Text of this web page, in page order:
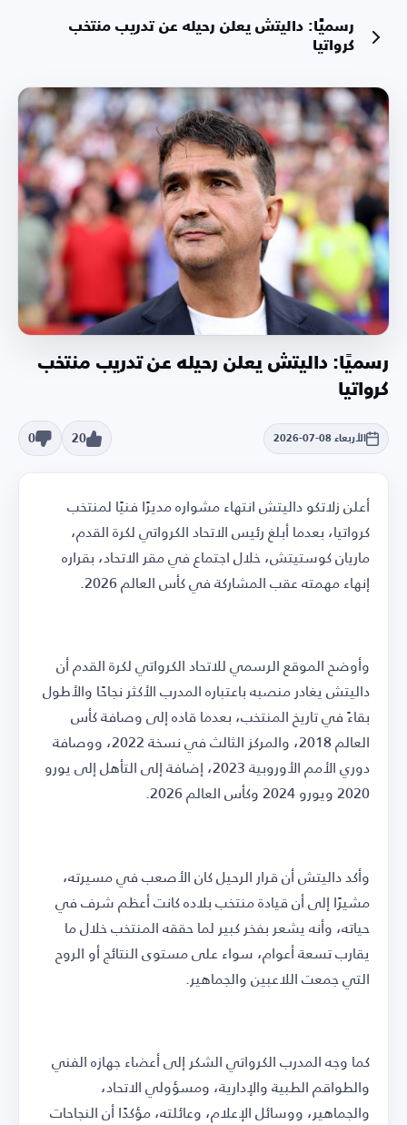
رسميًا: داليتش يعلن رحيله عن تدريب منتخب
كرواتيا
رسميًا: داليتش يعلن رحيله عن تدريب منتخب
كرواتيا
الأربعاء 08-07-2026 20
0
أعلن زلاتكو داليتش انتهاء مشواره مديرًا فنيًا لمنتخب
كرواتيا، بعدما أبلغ رئيس الاتحاد الكرواتي لكرة القدم،
ماريان كوستيتش، خلال اجتماع في مقر الاتحاد، بقراره
إنهاء مهمته عقب المشاركة في كأس العالم 2026.
وأوضح الموقع الرسمي للاتحاد الكرواتي لكرة القدم أن
داليتش يغادر منصبه باعتباره المدرب الأكثر نجاحًا والأطول
بقاءً في تاريخ المنتخب، بعدما قاده إلى وصافة كأس
العالم 2018، والمركز الثالث في نسخة 2022، ووصافة
دوري الأمم الأوروبية 2023، إضافة إلى التأهل إلى يورو
2020 ويورو 2024 وكأس العالم 2026.
وأكد داليتش أن قرار الرحيل كان الأصعب في مسيرته،
مشيرًا إلى أن قيادة منتخب بلاده كانت أعظم شرف في
حياته، وأنه يشعر بفخر كبير لما حققه المنتخب خلال ما
يقارب تسعة أعوام، سواء على مستوى النتائج أو الروح
التي جمعت اللاعبين والجماهير.
كما وجه المدرب الكرواتي الشكر إلى أعضاء جهازه الفني
والطواقم الطبية والإدارية، ومسؤولي الاتحاد،
والجماهير، ووسائل الإعلام، وعائلته، مؤكدًا أن النجاحات